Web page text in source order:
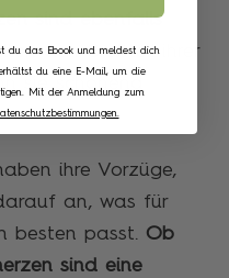
sind ebenfalls
den Großteil ihrer
sie schonend
ihre Vorzüge,
an, was für
besten passt. Ob
sind eine
du das Ebook und meldest dich
du eine E-Mail, um die
Mit der Anmeldung zum